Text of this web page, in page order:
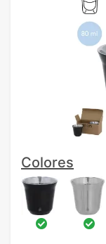
Colores